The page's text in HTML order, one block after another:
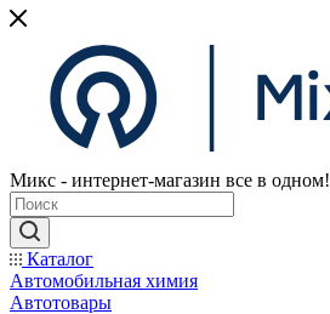
Микс - интернет-магазин все в одном!
Каталог
Автомобильная химия
Автотовары